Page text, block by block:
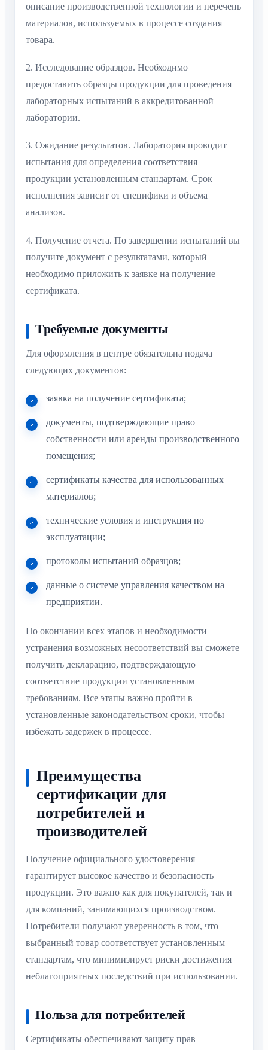
описание производственной технологии и перечень
материалов, используемых в процессе создания
товара.
2. Исследование образцов. Необходимо
предоставить образцы продукции для проведения
лабораторных испытаний в аккредитованной
лаборатории.
3. Ожидание результатов. Лаборатория проводит
испытания для определения соответствия
продукции установленным стандартам. Срок
исполнения зависит от специфики и объема
анализов.
4. Получение отчета. По завершении испытаний вы
получите документ с результатами, который
необходимо приложить к заявке на получение
сертификата.
Требуемые документы
Для оформления в центре обязательна подача
следующих документов:
заявка на получение сертификата;
документы, подтверждающие право
собственности или аренды производственного
помещения;
сертификаты качества для использованных
материалов;
технические условия и инструкция по
эксплуатации;
протоколы испытаний образцов;
данные о системе управления качеством на
предприятии.
По окончании всех этапов и необходимости
устранения возможных несоответствий вы сможете
получить декларацию, подтверждающую
соответствие продукции установленным
требованиям. Все этапы важно пройти в
установленные законодательством сроки, чтобы
избежать задержек в процессе.
Преимущества
сертификации для
потребителей и
производителей
Получение официального удостоверения
гарантирует высокое качество и безопасность
продукции. Это важно как для покупателей, так и
для компаний, занимающихся производством.
Потребители получают уверенность в том, что
выбранный товар соответствует установленным
стандартам, что минимизирует риски достижения
неблагоприятных последствий при использовании.
Польза для потребителей
Сертификаты обеспечивают защиту прав